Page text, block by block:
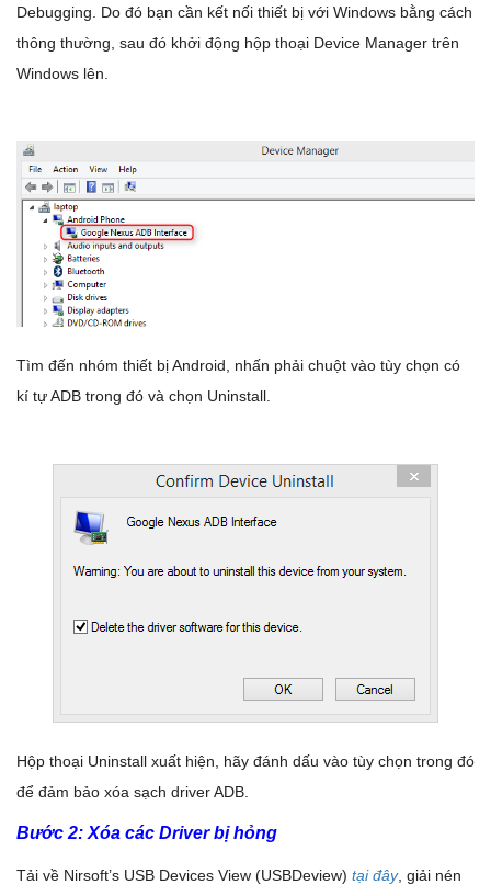
Debugging. Do đó bạn cần kết nối thiết bị với Windows bằng cách
thông thường, sau đó khởi động hộp thoại Device Manager trên
Windows lên.
Tìm đến nhóm thiết bị Android, nhấn phải chuột vào tùy chọn có
kí tự ADB trong đó và chọn Uninstall.
Hộp thoại Uninstall xuất hiện, hãy đánh dấu vào tùy chọn trong đó
để đảm bảo xóa sạch driver ADB.
Bước 2: Xóa các Driver bị hỏng
Tải về Nirsoft’s USB Devices View (USBDeview) tại đây, giải nén